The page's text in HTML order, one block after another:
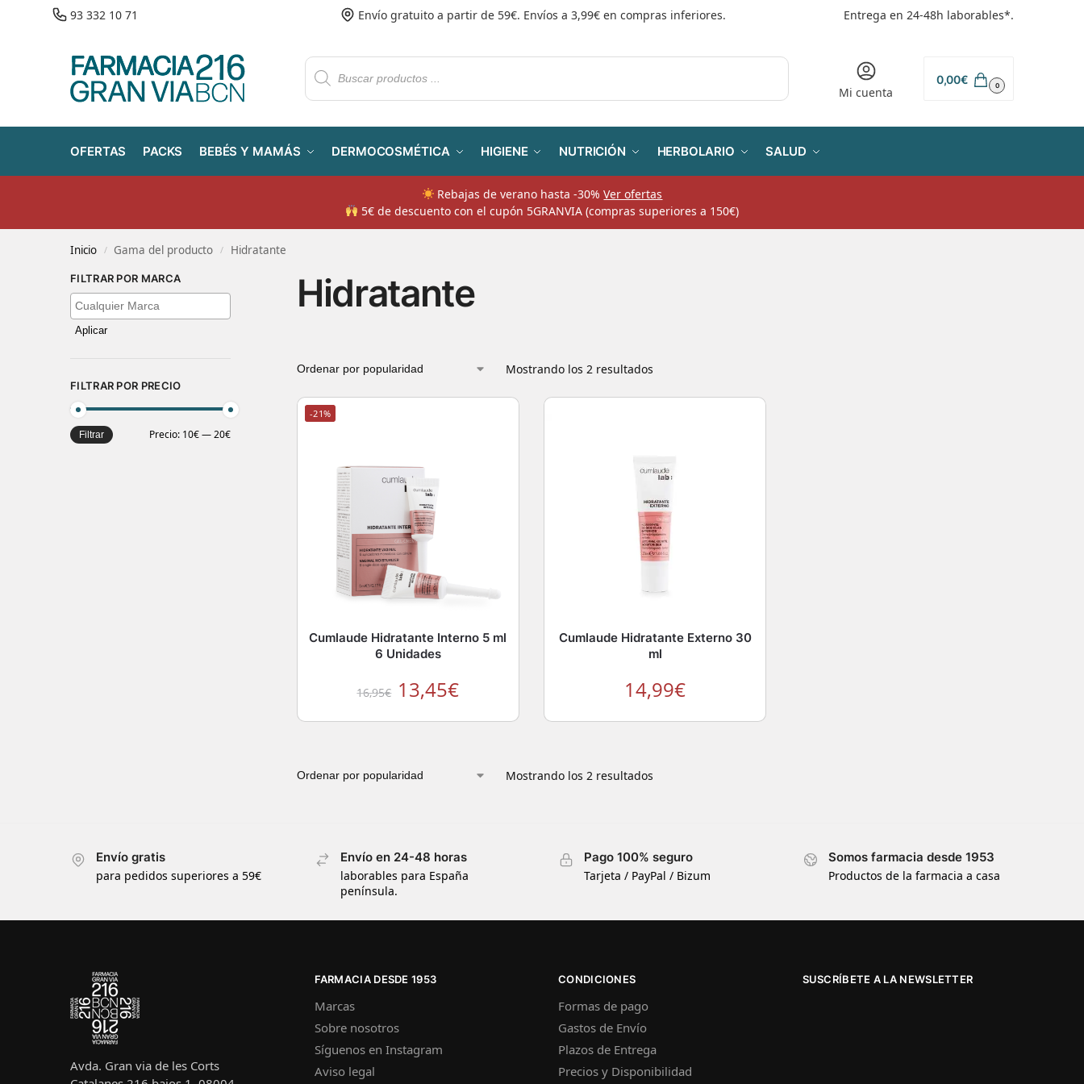
93 332 10 71 Envío gratuito a partir de 59€. Envíos a 3,99€ en compras inferiores. Entrega en 24-48h laborables*.
Mi cuenta
0,00€ 0
OFERTAS PACKS BEBÉS Y MAMÁS DERMOCOSMÉTICA HIGIENE NUTRICIÓN HERBOLARIO SALUD
Rebajas de verano hasta -30%Ver ofertas
​ 5€ de descuento con el cupón 5GRANVIA (compras superiores a 150€)
Inicio / Gama del producto / Hidratante
Hidratante
Mostrando los 2 resultados
-21%
Cumlaude Hidratante Interno 5 ml
6 Unidades
16,95€ 13,45€
Cumlaude Hidratante Externo 30
ml
14,99€
Mostrando los 2 resultados
FILTRAR POR MARCA
Aplicar
FILTRAR POR PRECIO
Filtrar Precio: 10€—20€
Envío gratis
para pedidos superiores a 59€
Envío en 24-48 horas
laborables para España
península.
Pago 100% seguro
Tarjeta / PayPal / Bizum
Somos farmacia desde 1953
Productos de la farmacia a casa
Avda. Gran via de les Corts
FARMACIA DESDE 1953
Marcas
Sobre nosotros
Síguenos en Instagram
Aviso legal
CONDICIONES
Formas de pago
Gastos de Envío
Plazos de Entrega
Precios y Disponibilidad
SUSCRÍBETE A LA NEWSLETTER